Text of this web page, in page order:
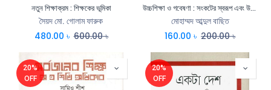
নতুন শিক্ষাক্রম : শিক্ষকের ভূমিকা
সৈয়দ মো. গোলাম ফারুক
480.00 ৳ 600.00৳
উচ্চশিক্ষা ও গবেষণা : সংকটের স্বরূপ এবং উত্তরণে করণীয়
মোহাম্মদ আব্দুল বাছিত
160.00 ৳ 200.00৳
20%
OFF
20%
OFF